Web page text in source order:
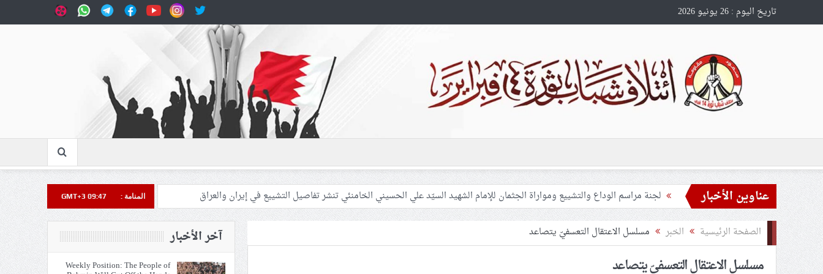
تاريخ اليوم : 26 يونيو 2026
عناوين الأخبار
تحذيرات من استغلال الأوضاع في غزّة لإشعال صراعات داخليّة تخدم الاحتلال
ملفّ إنسانيّ مؤلم.. الأسيرات الفلسطينيّات بين القمع والإهمال الطبي
55 مأتمًا وحسينيّة يعترضون على الإجراءات القمعيّة للنظام في موسم عاشوراء
النظام الخليفيّ يدسّ عيونه بين المشاركين في مواكب العزاء ويعتقل العشرات من الشبّان
GMT+3 09:47 المنامة :
الصفحة الرئيسية الخبر مسلسل الاعتقال التعسفيّ يتصاعد
مسلسل الاعتقال التعسفيّ يتصاعد
آخر الأخبار
Weekly Position: The People of